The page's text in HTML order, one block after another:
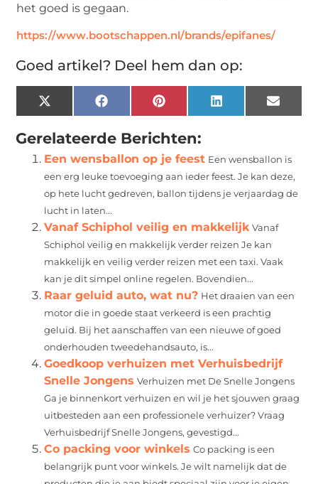
het goed is gegaan.
https://www.bootschappen.nl/brands/epifanes/
Goed artikel? Deel hem dan op:
X
(Twitter)
FacebookPinterest LinkedIn Email
Gerelateerde Berichten:
Een wensballon op je feest Een wensballon is
een erg leuke toevoeging aan ieder feest. Je kan deze,
op hete lucht gedreven, ballon tijdens je verjaardag de
lucht in laten...
Vanaf Schiphol veilig en makkelijk Vanaf
Schiphol veilig en makkelijk verder reizen Je kan
makkelijk en veilig verder reizen met een taxi. Vaak
kan je dit simpel online regelen. Bovendien...
Raar geluid auto, wat nu? Het draaien van een
motor die in goede staat verkeerd is een prachtig
geluid. Bij het aanschaffen van een nieuwe of goed
onderhouden tweedehandsauto, is...
Goedkoop verhuizen met Verhuisbedrijf
Snelle Jongens Verhuizen met De Snelle Jongens
Ga je binnenkort verhuizen en wil je het sjouwen graag
uitbesteden aan een professionele verhuizer? Vraag
Verhuisbedrijf Snelle Jongens, gevestigd...
Co packing voor winkels Co packing is een
belangrijk punt voor winkels. Je wilt namelijk dat de